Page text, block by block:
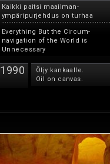
Kaikki paitsi maailman-
ympäripurjehdus on turhaa
Everything But the Circum-
navigation of the World is
Unnecessary
1990
Öljy kankaalle.
Oil on canvas.